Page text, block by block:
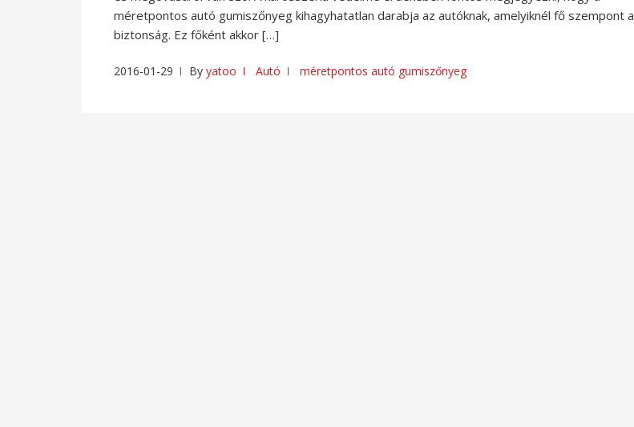
méretpontos autó gumiszőnyeg kihagyhatatlan darabja az autóknak, amelyiknél fő szempont a
biztonság. Ez főként akkor […]
2016-01-29 By yatoo Autó méretpontos autó gumiszőnyeg